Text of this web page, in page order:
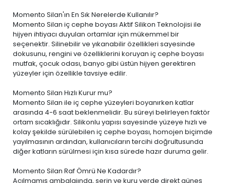
Momento Silan'ın En Sık Nerelerde Kullanılır?
Momento Silan iç cephe boyası Aktif Silikon Teknolojisi ile
hijyen ihtiyacı duyulan ortamlar için mükemmel bir
seçenektir. Silinebilir ve yıkanabilir özellikleri sayesinde
dokusunu, rengini ve özelliklerini koruyan iç cephe boyası
mutfak, çocuk odası, banyo gibi üstün hijyen gerektiren
yüzeyler için özellikle tavsiye edilir.
Momento Silan Hızlı Kurur mu?
Momento Silan ile iç cephe yüzeyleri boyanırken katlar
arasında 4-6 saat beklenmelidir. Bu süreyi belirleyen faktör
ortam sıcaklığıdır. Silikonlu yapısı sayesinde yüzeye hızlı ve
kolay şekilde sürülebilen iç cephe boyası, homojen biçimde
yayılmasının ardından, kullanıcıların tercihi doğrultusunda
diğer katların sürülmesi için kısa sürede hazır duruma gelir.
Momento Silan Raf Ömrü Ne Kadardır?
Açılmamış ambalajında, serin ve kuru yerde direkt güneş